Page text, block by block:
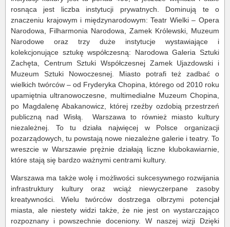
rosnąca jest liczba instytucji prywatnych. Dominują te o
znaczeniu krajowym i międzynarodowym: Teatr Wielki – Opera
Narodowa, Filharmonia Narodowa, Zamek Królewski, Muzeum
Narodowe oraz trzy duże instytucje wystawiające i
kolekcjonujące sztukę współczesną: Narodowa Galeria Sztuki
Zachęta, Centrum Sztuki Współczesnej Zamek Ujazdowski i
Muzeum Sztuki Nowoczesnej. Miasto potrafi też zadbać o
wielkich twórców – od Fryderyka Chopina, którego od 2010 roku
upamiętnia ultranowoczesne, multimedialne Muzeum Chopina,
po Magdalenę Abakanowicz, której rzeźby ozdobią przestrzeń
publiczną nad Wisłą. Warszawa to również miasto kultury
niezależnej. To tu działa najwięcej w Polsce organizacji
pozarządowych, tu powstają nowe niezależne galerie i teatry. To
wreszcie w Warszawie prężnie działają liczne klubokawiarnie,
które stają się bardzo ważnymi centrami kultury.
Warszawa ma także wolę i możliwości sukcesywnego rozwijania
infrastruktury kultury oraz wciąż niewyczerpane zasoby
kreatywności. Wielu twórców dostrzega olbrzymi potencjał
miasta, ale niestety widzi także, że nie jest on wystarczająco
rozpoznany i powszechnie doceniony. W naszej wizji Dzięki